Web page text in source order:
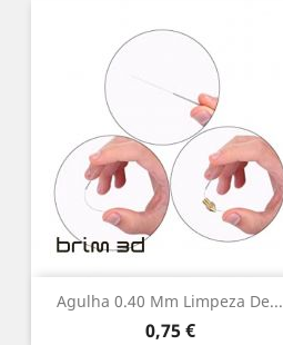
Agulha 0.40 Mm Limpeza De...
Preço
0,75 €